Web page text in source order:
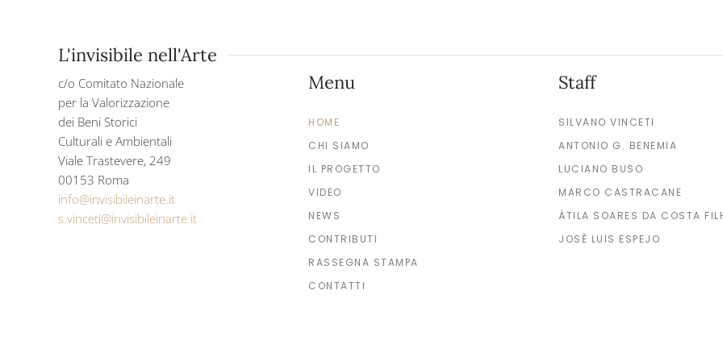
L'invisibile nell'Arte
c/o Comitato Nazionale
per la Valorizzazione
dei Beni Storici
Culturali e Ambientali
Viale Trastevere, 249
00153 Roma
info@invisibileinarte.it
s.vinceti@invisibileinarte.it
Menu
HOME
CHI SIAMO
IL PROGETTO
VIDEO
NEWS
CONTRIBUTI
RASSEGNA STAMPA
CONTATTI
Staff
SILVANO VINCETI
ANTONIO G. BENEMIA
LUCIANO BUSO
MARCO CASTRACANE
ÁTILA SOARES DA COSTA
JOSÈ LUIS ESPEJO